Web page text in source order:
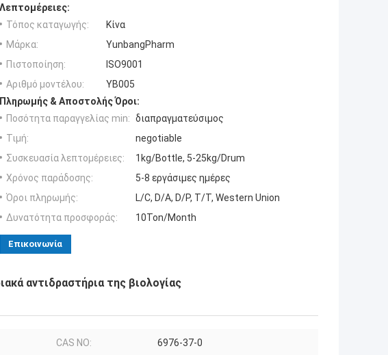
Λεπτομέρειες:
Τόπος καταγωγής:
Κίνα
Μάρκα:
YunbangPharm
Πιστοποίηση:
ISO9001
Αριθμό μοντέλου:
YB005
Πληρωμής & Αποστολής Όροι:
Ποσότητα παραγγελίας min: διαπραγματεύσιμος
Τιμή:
negotiable
Συσκευασία λεπτομέρειες:
1kg/Bottle, 5-25kg/Drum
Χρόνος παράδοσης:
5-8 εργάσιμες ημέρες
Όροι πληρωμής:
L/C, D/A, D/P, T/T, Western Union
Δυνατότητα προσφοράς:
10Ton/Month
Επικοινωνία
αντιδραστήρια της βιολογίας
CAS NO: 6976-37-0